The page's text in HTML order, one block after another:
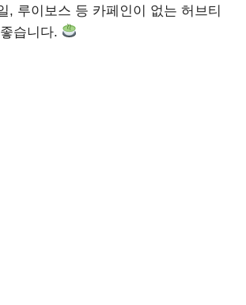
, 루이보스 등 카페인이 없는 허브티
습니다.